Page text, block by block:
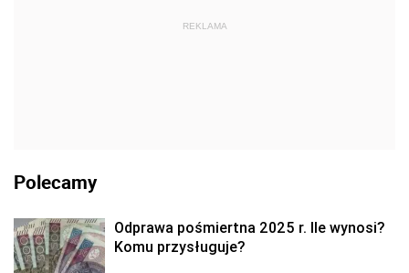
REKLAMA
Polecamy
Odprawa pośmiertna 2025 r. Ile wynosi?
Komu przysługuje?